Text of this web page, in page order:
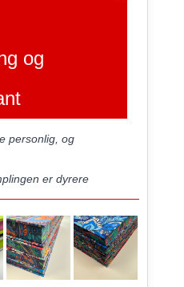
og
personlig, og
er dyrere